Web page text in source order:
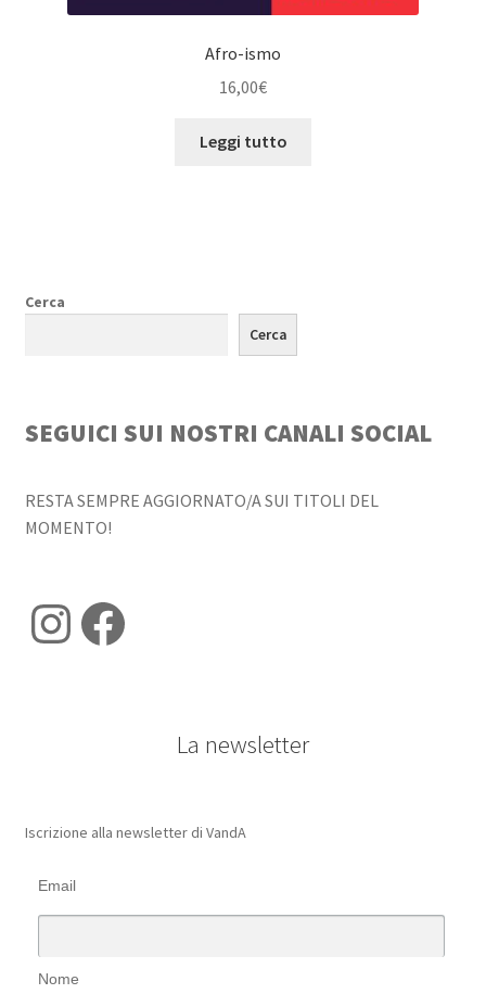
Afro-ismo
16,00€
Leggi tutto
Cerca
Cerca
SEGUICI SUI NOSTRI CANALI SOCIAL
RESTA SEMPRE AGGIORNATO/A SUI TITOLI DEL
MOMENTO!
Instagram
Facebook
La newsletter
Iscrizione alla newsletter di VandA
Email
Nome